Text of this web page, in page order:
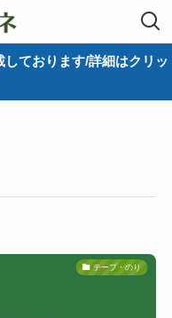
ております/詳細はクリッ
テープ・のり